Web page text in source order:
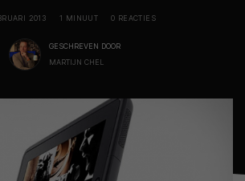
2013 1 MINUUT 0 REACTIES
GESCHREVEN DOOR
MARTIJN CHEL